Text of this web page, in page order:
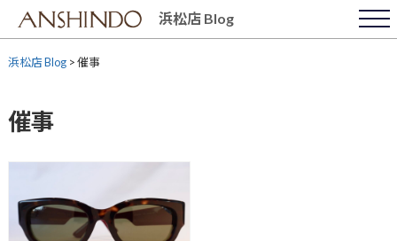
content
浜松店 Blog
浜松店 Blog>催事
催事